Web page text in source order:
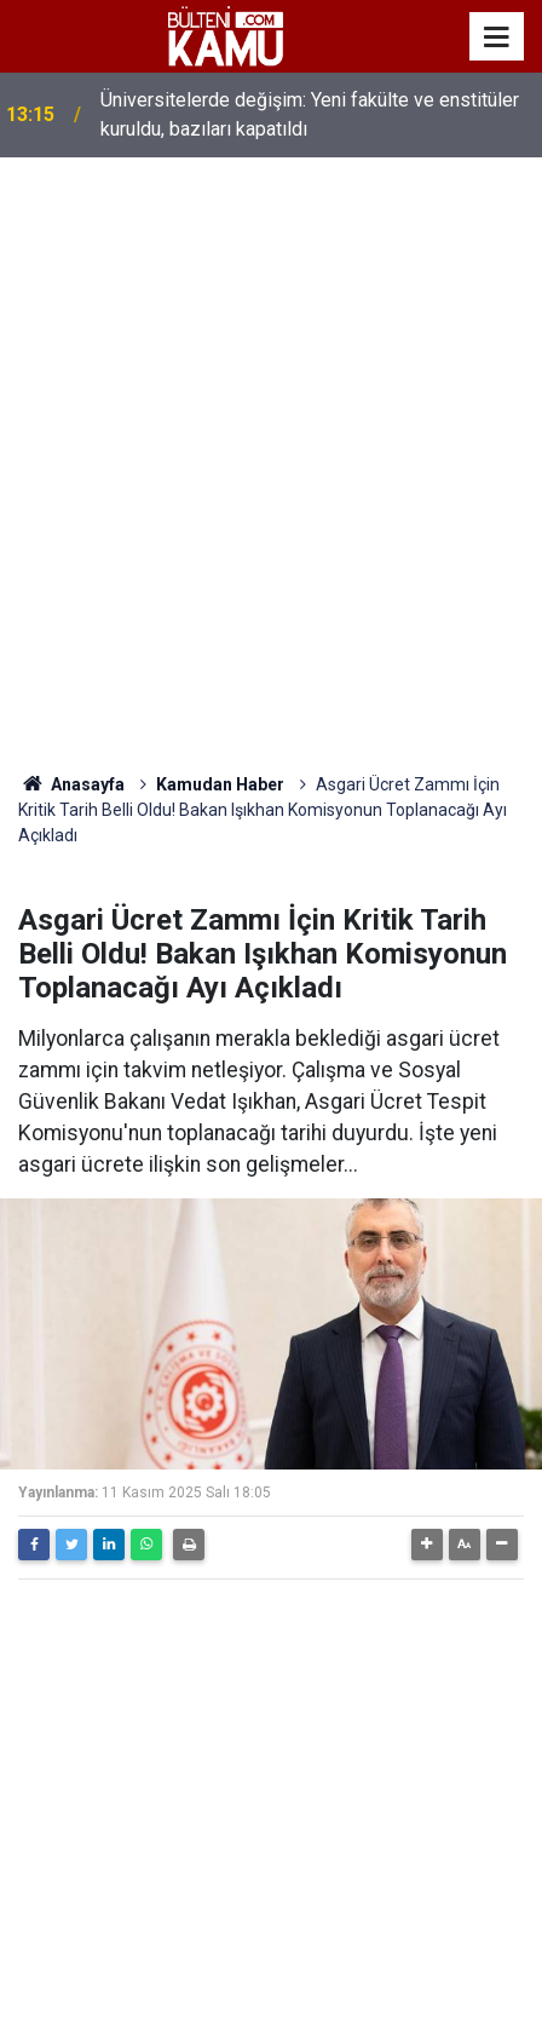
13:00
MEB’de üst düzey değişim: Genel müdürler değişti,
yeni isimler atandı
Anasayfa Kamudan Haber
Asgari Ücret Zammı İçin
Kritik Tarih Belli Oldu! Bakan Işıkhan Komisyonun Toplanacağı Ayı
Açıkladı
Asgari Ücret Zammı İçin Kritik Tarih
Belli Oldu! Bakan Işıkhan Komisyonun
Toplanacağı Ayı Açıkladı
Milyonlarca çalışanın merakla beklediği asgari ücret
zammı için takvim netleşiyor. Çalışma ve Sosyal
Güvenlik Bakanı Vedat Işıkhan, Asgari Ücret Tespit
Komisyonu'nun toplanacağı tarihi duyurdu. İşte yeni
asgari ücrete ilişkin son gelişmeler...
Yayınlanma: 11 Kasım 2025 Salı 18:05